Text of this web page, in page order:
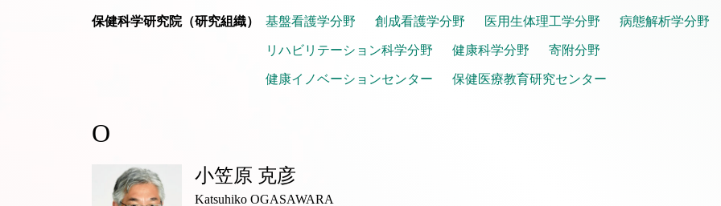
保健科学研究院（研究組織） 基盤看護学分野 創成看護学分野 医用生体理工学分野 病態解析学分野
リハビリテーション科学分野 健康科学分野 寄附分野
健康イノベーションセンター 保健医療教育研究センター
O
小笠原 克彦
Katsuhiko OGASAWARA